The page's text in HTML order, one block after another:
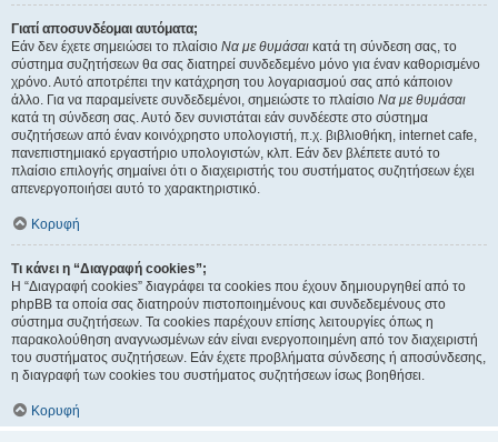
Γιατί αποσυνδέομαι αυτόματα;
Εάν δεν έχετε σημειώσει το πλαίσιο Να με θυμάσαι κατά τη σύνδεση σας, το
σύστημα συζητήσεων θα σας διατηρεί συνδεδεμένο μόνο για έναν καθορισμένο
χρόνο. Αυτό αποτρέπει την κατάχρηση του λογαριασμού σας από κάποιον
άλλο. Για να παραμείνετε συνδεδεμένοι, σημειώστε το πλαίσιο Να με θυμάσαι
κατά τη σύνδεση σας. Αυτό δεν συνιστάται εάν συνδέεστε στο σύστημα
συζητήσεων από έναν κοινόχρηστο υπολογιστή, π.χ. βιβλιοθήκη, internet cafe,
πανεπιστημιακό εργαστήριο υπολογιστών, κλπ. Εάν δεν βλέπετε αυτό το
πλαίσιο επιλογής σημαίνει ότι ο διαχειριστής του συστήματος συζητήσεων έχει
απενεργοποιήσει αυτό το χαρακτηριστικό.
Κορυφή
Τι κάνει η “Διαγραφή cookies”;
Η “Διαγραφή cookies” διαγράφει τα cookies που έχουν δημιουργηθεί από το
phpBB τα οποία σας διατηρούν πιστοποιημένους και συνδεδεμένους στο
σύστημα συζητήσεων. Τα cookies παρέχουν επίσης λειτουργίες όπως η
παρακολούθηση αναγνωσμένων εάν είναι ενεργοποιημένη από τον διαχειριστή
του συστήματος συζητήσεων. Εάν έχετε προβλήματα σύνδεσης ή αποσύνδεσης,
η διαγραφή των cookies του συστήματος συζητήσεων ίσως βοηθήσει.
Κορυφή